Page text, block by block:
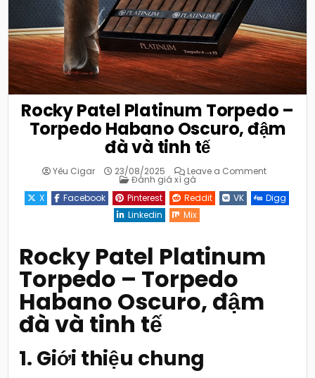
Rocky Patel Platinum Torpedo –
Torpedo Habano Oscuro, đậm
đà và tinh tế
Yêu Cigar 23/08/2025 Leave a Commenton
Platinum
Torpedo
Posted
Đánh giá xì gà
X
Facebook Pinterest Reddit VK
Digg
Linkedin
Mix
Rocky Patel Platinum
Torpedo – Torpedo
Habano Oscuro, đậm
đà và tinh tế
1. Giới thiệu chung